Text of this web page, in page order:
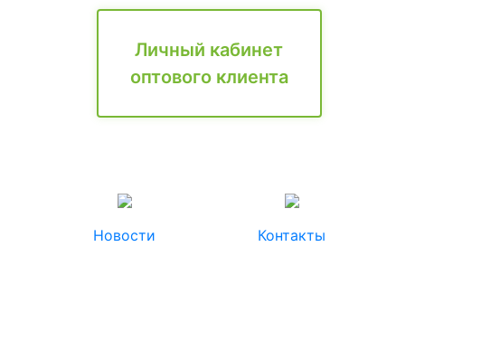
Личный кабинет
оптового клиента
Новости Контакты